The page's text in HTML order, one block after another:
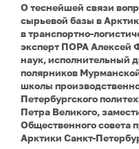
О теснейшей связи
сырьевой базы в
в транспортно-
эксперт ПОРА Алексей
наук, исполнительный
полярников
школы
Петербургского
Петра Великого,
Общественного совета
Арктики Санкт-